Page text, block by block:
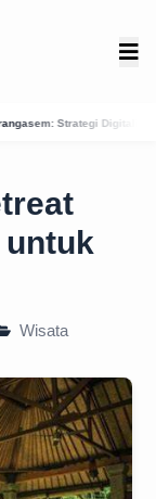
Timur Menuju Ekonomi
untuk
Wisata